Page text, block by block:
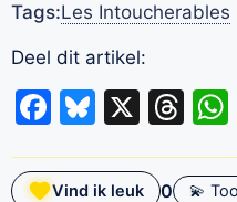
Tags:Les Intoucherables
Deel dit artikel:
Facebook
Bluesky
X
Vind ik leuk 0 💫